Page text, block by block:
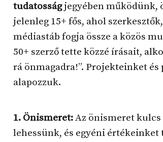
tudatosságjegyében működünk,
jelenleg 15+ fős, ahol
médiastáb fogja össze a közös
50+ szerző tette közzé írásait,
rá önmagadra!”. Projekteinket
alapozzuk.
1. Önismeret:Az önismeret
lehessünk, és egyéni